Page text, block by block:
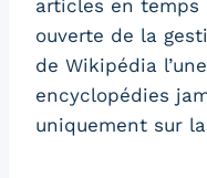
articles en temps
ouverte de la
de Wikipédia
encyclopédies
uniquement sur